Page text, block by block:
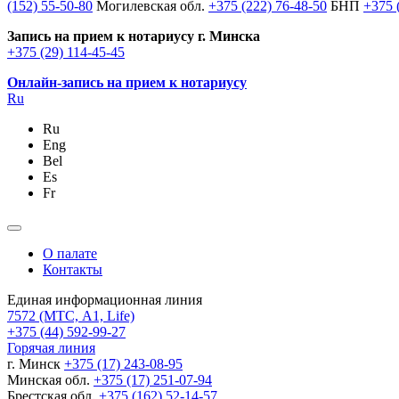
(152) 55-50-80 Могилевская обл. +375 (222) 76-48-50 БНП +375
Запись на прием к нотариусу г. Минска
+375 (29) 114-45-45
Онлайн-запись на прием к нотариусу
Ru
Ru
Eng
Bel
Es
Fr
О палате
Контакты
Единая информационная линия
7572 (МТС, A1, Life)
+375 (44) 592-99-27
Горячая линия
г. Минск +375 (17) 243-08-95
Минская обл. +375 (17) 251-07-94
Брестская обл. +375 (162) 52-14-57